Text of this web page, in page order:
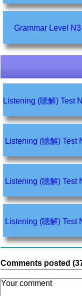
Comments posted